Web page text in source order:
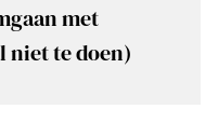
met
niet te doen)